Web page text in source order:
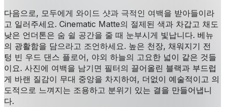
다음으로, 모두에게 와이드 샷과 극적인 여백을 받아들이라
고 일러주세요. Cinematic Matte의 절제된 색과 차갑고 채도
낮은 언더톤은 숨 쉴 공간을 줄 때 눈부시게 빛납니다. 베뉴
의 광활함을 담으라고 조언하세요. 높은 천장, 채워지기 전
텅 빈 우드 댄스 플로어, 야외 하늘의 고요한 넓이 같은 것들
이요. 사진에 여백을 남기면 필터의 끌어올린 블랙과 부드럽
게 바랜 질감이 무대 중앙을 차지하여, 더없이 예술적이고 의
도적으로 느껴지는 조용하고 분위기 있는 결을 만들어냅니
다.